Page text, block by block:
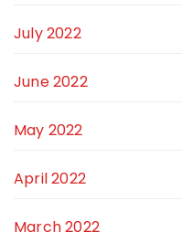
July 2022
June 2022
May 2022
April 2022
March 2022